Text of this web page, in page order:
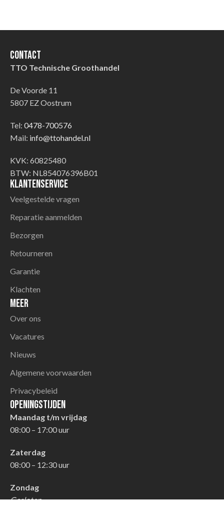
Contact
TTO Technische Groothandel
De Voorde 11
5807 EZ Oostrum
Tel: 0478-700576
Mail: info@ttohandel.nl
KVK: 60825480
BTW: NL854076396B01
Klantenservice
Veelgestelde vragen
Reparatie aanmelden
Bezorgen
Retourneren
Garantie
Klachten
Meer
Over ons
Vacatures
Nieuws
Algemene voorwaarden
Privacybeleid
Openingstijden
Maandag t/m vrijdag
08:00 – 17:00 uur
Zaterdag
08:00 – 12:30 uur
Zondag
Gesloten